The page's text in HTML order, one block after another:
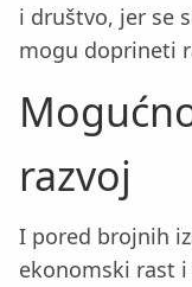
i društvo, jer se
mogu doprineti
razvoj
I pored brojnih
ekonomski rast i